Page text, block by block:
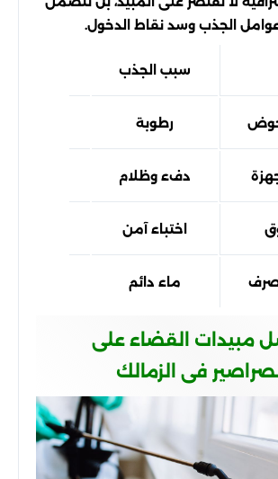
الجذب وسد نقاط الدخول.
سبب الجذب
رطوبة
دفء وظلام
اختباء آمن
ماء دائم
مبيدات القضاء على
الصراصير فى الزمالك